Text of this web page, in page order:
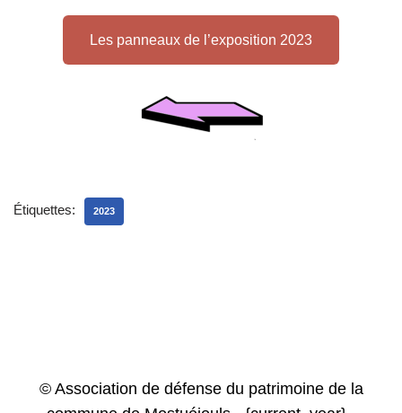
Les panneaux de l’exposition 2023
Étiquettes: 2023
© Association de défense du patrimoine de la